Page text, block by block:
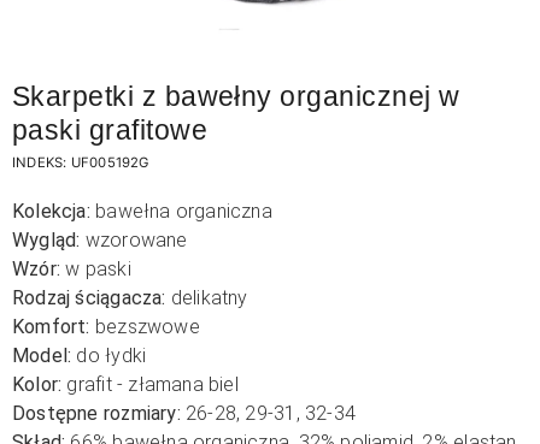
Skarpetki z bawełny organicznej w
paski grafitowe
INDEKS: UF005192G
Kolekcja: bawełna organiczna
Wygląd: wzorowane
Wzór: w paski
Rodzaj ściągacza: delikatny
Komfort: bezszwowe
Model: do łydki
Kolor: grafit - złamana biel
Dostępne rozmiary: 26-28, 29-31, 32-34